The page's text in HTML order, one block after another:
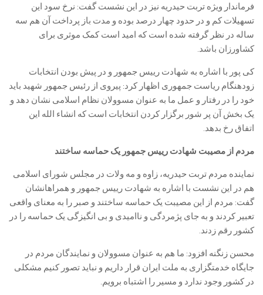
فرماندار ویژه تربت حیدریه نیز در این نشست گفت: نرخ سود این
تسهیلات کم و در حدود چهار درصد بوده و مدت باز پرداخت آن هم سه
ساله در نظر گرفته شده است که امید است کمک موثری برای
کشاورزان باشد.
کی پور با اشاره به شهادت رییس جمهور و در پیش بودن انتخابات
زودهنگام ریاست جمهوری اظهار کرد: پیروی از رئیس جمهور شهید باید
خود را در رفتار و عمل ما به عنوان مسوولان نظام اسلامی نشان دهد و
یک بخش آن پر شور برگزار کردن انتخابات است که انشاء الله این
اتفاق رخ بدهد.
مردم از مصیبت شهادت رییس جمهور یک حماسه ساختند
نماینده مردم تربت حیدریه، زاوه و مه ولات در مجلس شورای اسلامی
هم در این نشست با اشاره به شهادت رییس جمهور و همراهانشان
گفت: مردم از این مصیبت یک حماسه ساختند و صبر را به معنای واقعی
تعبیر کردند و به جای پژمردگی و ناامیدی و بی انگیزگی یک حماسه را در
کشور رقم زدند.
محسن زنگنه افزود: ما هم به عنوان مسوولان و نمایندگان مردم در
جایگاه خدمتگزاری به ملت ایران قرار داریم و نباید تصور کنیم مشکلی
در کشور وجود ندارد و مسیر را اشتباه برویم.